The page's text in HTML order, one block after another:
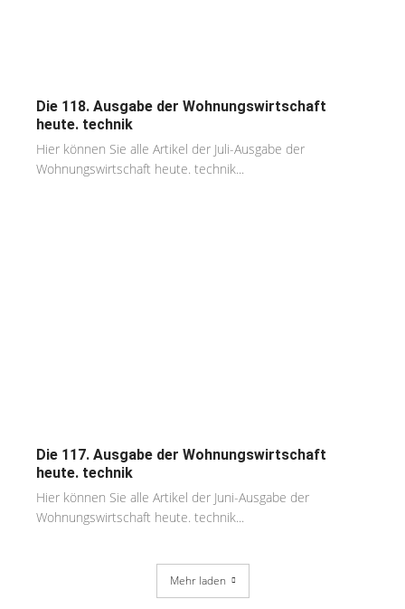
Die 118. Ausgabe der Wohnungswirtschaft
heute. technik
Hier können Sie alle Artikel der Juli-Ausgabe der
Wohnungswirtschaft heute. technik...
Die 117. Ausgabe der Wohnungswirtschaft
heute. technik
Hier können Sie alle Artikel der Juni-Ausgabe der
Wohnungswirtschaft heute. technik...
Mehr laden